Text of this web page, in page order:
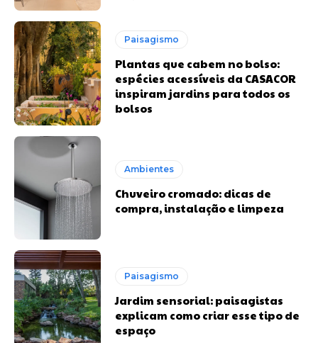
Paisagismo
Plantas que cabem no bolso:
espécies acessíveis da CASACOR
inspiram jardins para todos os
bolsos
Ambientes
Chuveiro cromado: dicas de
compra, instalação e limpeza
Paisagismo
Jardim sensorial: paisagistas
explicam como criar esse tipo de
espaço